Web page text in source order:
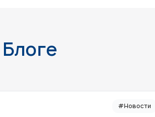
#Новости